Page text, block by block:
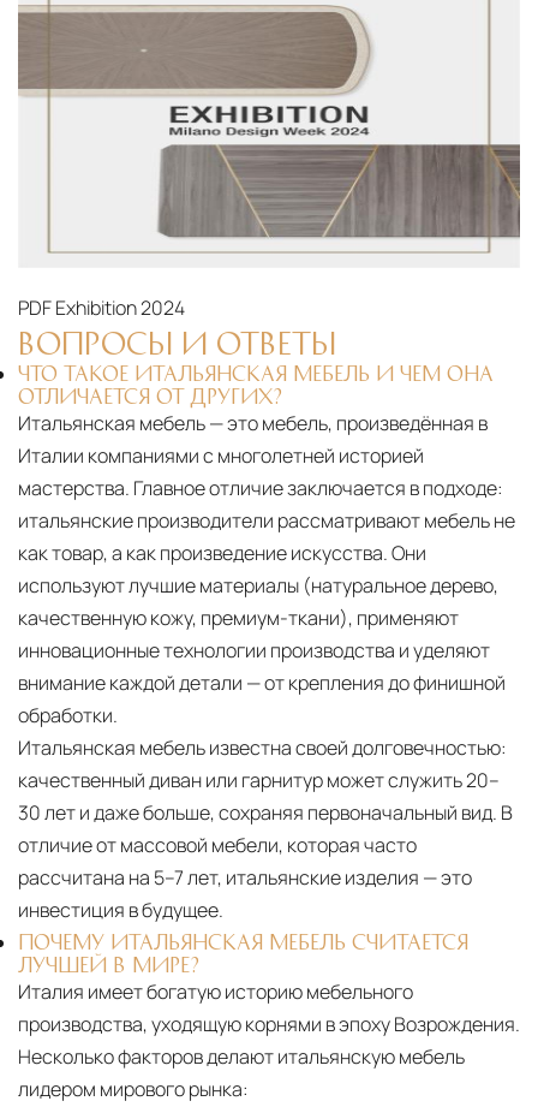
PDFExhibition 2024
ВОПРОСЫ И ОТВЕТЫ
ЧТО ТАКОЕ ИТАЛЬЯНСКАЯ МЕБЕЛЬ И ЧЕМ ОНА
ОТЛИЧАЕТСЯ ОТ ДРУГИХ?
Итальянская мебель — это мебель, произведённая в
Италии компаниями с многолетней историей
мастерства. Главное отличие заключается в подходе:
итальянские производители рассматривают мебель не
как товар, а как произведение искусства. Они
используют лучшие материалы (натуральное дерево,
качественную кожу, премиум-ткани), применяют
инновационные технологии производства и уделяют
внимание каждой детали — от крепления до финишной
обработки.
Итальянская мебель известна своей долговечностью:
качественный диван или гарнитур может служить 20–
30 лет и даже больше, сохраняя первоначальный вид. В
отличие от массовой мебели, которая часто
рассчитана на 5–7 лет, итальянские изделия — это
инвестиция в будущее.
ПОЧЕМУ ИТАЛЬЯНСКАЯ МЕБЕЛЬ СЧИТАЕТСЯ
ЛУЧШЕЙ В МИРЕ?
Италия имеет богатую историю мебельного
производства, уходящую корнями в эпоху Возрождения.
Несколько факторов делают итальянскую мебель
лидером мирового рынка: